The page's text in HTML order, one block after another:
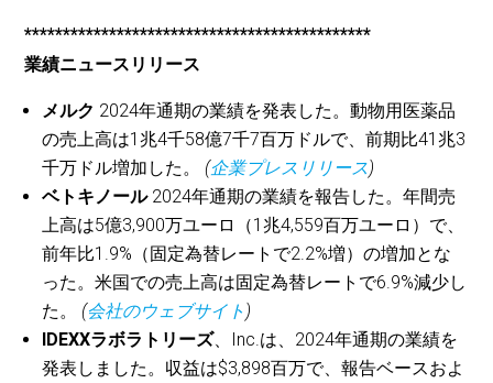
*********************************************
業績ニュースリリース
メルク 2024年通期の業績を発表した。動物用医薬品
の売上高は1兆4千58億7千7百万ドルで、前期比41兆3
千万ドル増加した。
(企業プレスリリース)
ベトキノール 2024年通期の業績を報告した。年間売
上高は5億3,900万ユーロ（1兆4,559百万ユーロ）で、
前年比1.9%（固定為替レートで2.2%増）の増加とな
った。米国での売上高は固定為替レートで6.9%減少し
た。 (会社のウェブサイト )
IDEXXラボラトリーズ、Inc.は、2024年通期の業績を
発表しました。収益は$3,898百万で、報告ベースおよ